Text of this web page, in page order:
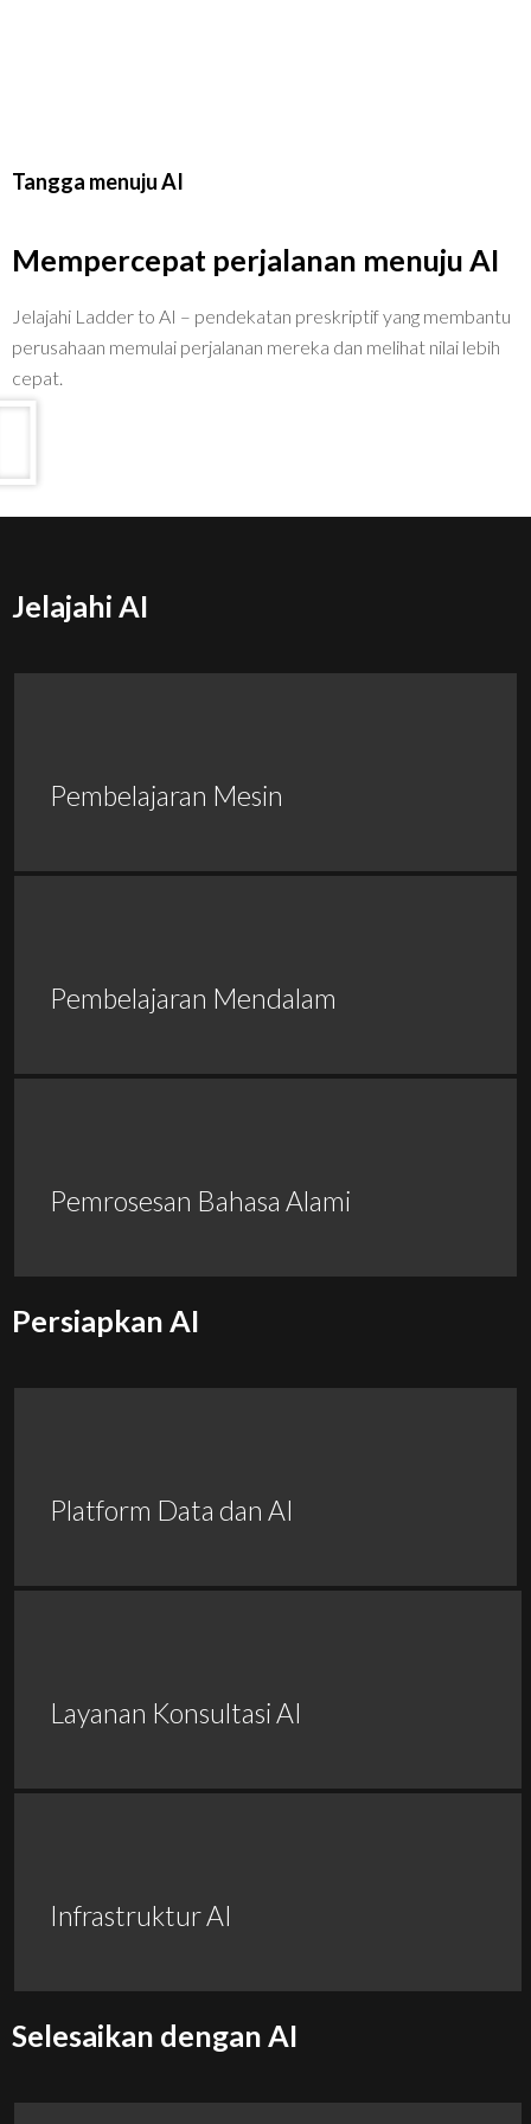
Tangga menuju AI
Mempercepat perjalanan menuju AI
Jelajahi Ladder to AI – pendekatan preskriptif yang membantu
perusahaan memulai perjalanan mereka dan melihat nilai lebih
cepat.
Jelajahi AI
Pembelajaran Mesin
Pembelajaran Mendalam
Pemrosesan Bahasa Alami
Persiapkan AI
Platform Data dan AI
Layanan Konsultasi AI
Infrastruktur AI
Selesaikan dengan AI